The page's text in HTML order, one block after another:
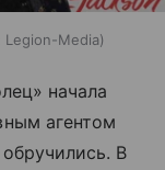
Legion-Media
начала
агентом
В